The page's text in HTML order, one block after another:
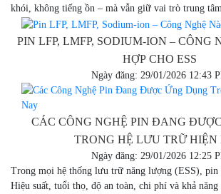
khói, không tiếng ồn – mà vẫn giữ vai trò trung
PIN LFP, LMFP, SODIUM-ION – CÔNG
HỢP CHO ESS
Ngày đăng: 29/01/2026 12:43
CÁC CÔNG NGHỆ PIN ĐANG
TRONG HỆ LƯU TRỮ HIỆN
Ngày đăng: 29/01/2026 12:25
Trong mọi hệ thống lưu trữ năng lượng (ESS), pin
Hiệu suất, tuổi thọ, độ an toàn, chi phí và khả